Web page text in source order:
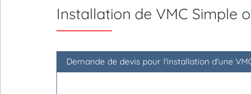
Installation de VMC Simple
Demande de devis pour l'installation d'une